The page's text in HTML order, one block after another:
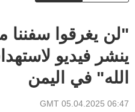
"لن يغرقوا
ينشر فيديو
الله" في اليمن
06:47 GMT 05.04.2025